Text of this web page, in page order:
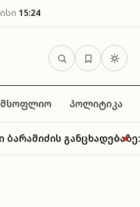
15:24
მსოფლიო პოლიტიკა
ბარამიძის